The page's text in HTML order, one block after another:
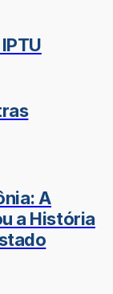
A
a História